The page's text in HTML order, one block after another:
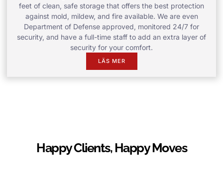
feet of clean, safe storage that offers the best protection
against mold, mildew, and fire available. We are even
Department of Defense approved, monitored 24/7 for
security, and have a full-time staff to add an extra layer of
security for your comfort.
LÄS MER
Happy Clients, Happy Moves